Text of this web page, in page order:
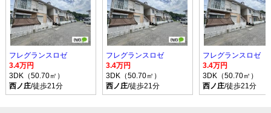
フレグランスロゼ
3.4万円
3DK（50.70㎡）
西ノ庄/徒歩21分
フレグランスロゼ
3.4万円
3DK（50.70㎡）
西ノ庄/徒歩21分
フレグランスロゼ
3.4万円
3DK（50.70㎡）
西ノ庄/徒歩21分